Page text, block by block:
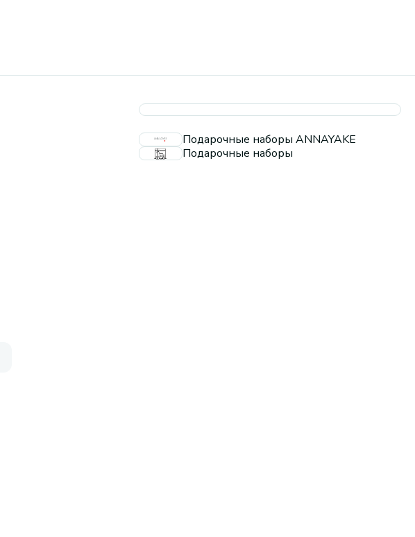
Подарочные наборы ANNAYAKE
Подарочные наборы